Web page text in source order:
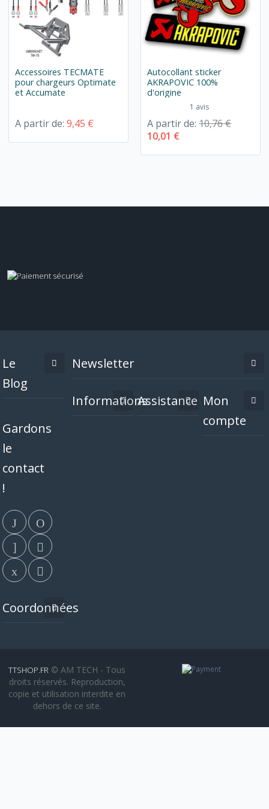
Accessoires TECMATE
pour chargeurs Optimate
et Accumate
A partir de:9,45 €
Autocollant sticker
AKRAPOVIC 100%
d'origine
1 avis
A partir de:10,76 €
10,01 €
Le
Blog
Gardons
le
contact
!
Coordonnées
Newsletter
InformationsAssistance Mon
compte
TTSHOP.FR © AM TECH - Tous
droits réservés. Reproduction,
copie et utilisation interdite en
dehors de ce site.